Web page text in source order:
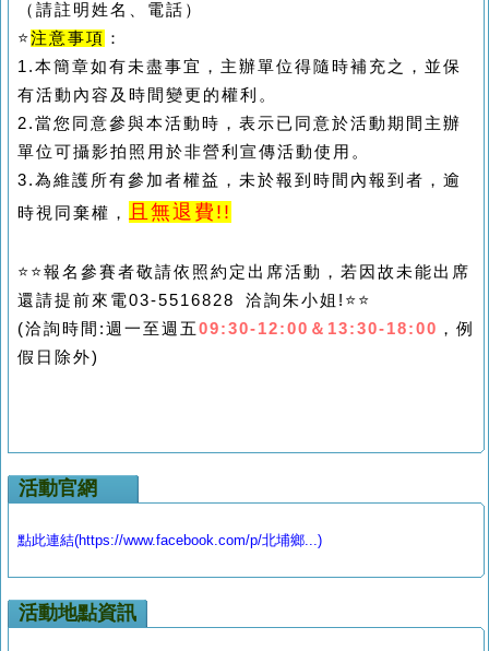
（請註明姓名、電話）
⭐注意事項 ：
1.本簡章如有未盡事宜，主辦單位得隨時補充之，並保
有活動內容及時間變更的權利。
2.當您同意參與本活動時，表示已同意於活動期間主辦
單位可攝影拍照用於非營利宣傳活動使用。
3.為維護所有參加者權益，未於報到時間內報到者，逾
時視同棄權，
且無退費!!
⭐⭐報名參賽者敬請依照約定出席活動，若因故未能出席
還請提前來電03-5516828 洽詢朱小姐! ⭐⭐
(洽詢時間:週一至週五09:30-12:00 ＆ 13:30-18:00 ，例
假日除外)
活動官網
點此連結(https://www.facebook.com/p/北埔鄉...)
活動地點資訊